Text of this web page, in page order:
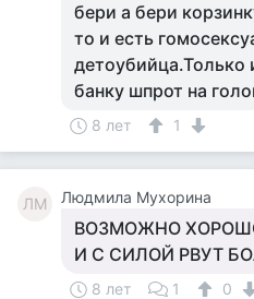
бери а бери
то и есть
детоубийца.Только
банку шпрот на
8 лет 1
ЛМ Людмила Мухорина
ВОЗМОЖНО
И С СИЛОЙ РВУТ
8 лет 1 0